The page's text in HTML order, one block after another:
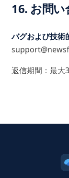
16. お問い
バグおよび技術
返信期間：最大